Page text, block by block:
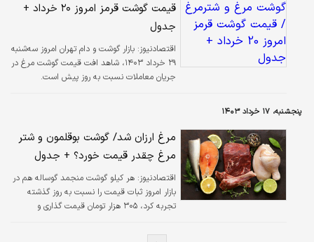
قیمت گوشت قرمز امروز ۲۰ خرداد +
جدول
اقتصادنیوز: بازار گوشت و دام تهران امروز سه‌شنبه
۲۹ خرداد ۱۴۰۳، شاهد افت قیمت گوشت مرغ در
جریان معاملات نسبت به روز پیش است.
پنجشنبه، ۱۷ خرداد ۱۴۰۳
مرغ ارزان شد/ گوشت بوقلمون و شتر
مرغ چقدر قیمت خورد؟ + جدول
اقتصادنیوز: هر کیلو گوشت منجمد گوساله هم در
بازار امروز ثبات قیمت را نسبت به روز گذشته
تجربه کرد، ۳۰۵ هزار تومان قیمت گذاری و